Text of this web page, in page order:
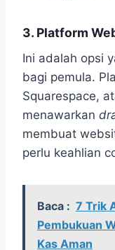
3. Platform
Ini adalah opsi
bagi pemula.
Squarespace,
menawarkan
membuat
perlu keahlian
Baca : 7 Trik
Pembukuan
Kas Aman